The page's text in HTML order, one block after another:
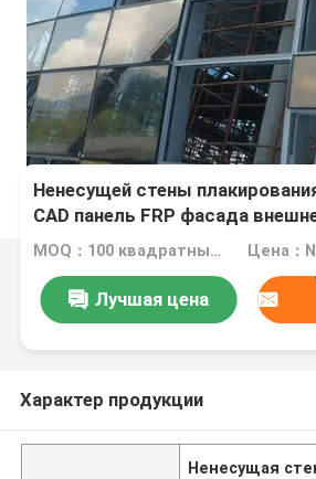
Ненесущей стены
CAD панель FRP фасада
MOQ：100 квадратных метров Цена：
Лучшая цена
Характер продукции
Ненесущая